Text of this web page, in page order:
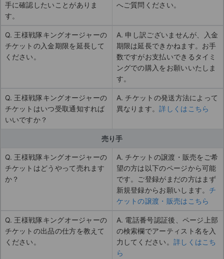
手に確認したいことがありま
す。
へご質問ください。
Q. 王様戦隊キングオージャーの
チケットの入金期限を延長して
ください。
A. 申し訳ございませんが、入金
期限は延長できかねます。お手
数ですがお支払いできるタイミ
ングでの購入をお願いいたしま
す。
Q. 王様戦隊キングオージャーの
チケットはいつ受取通知すれば
いいですか？
A. チケットの発送方法によって
異なります。詳しくはこちら
売り手
Q. 王様戦隊キングオージャーの
チケットはどうやって売れます
か？
A. チケットの譲渡・販売をご希
望の方は以下のページから可能
です。ご登録がまだの方はまず
新規登録からお願いします。 チ
ケットの譲渡・販売はこちら
Q. 王様戦隊キングオージャーの
チケットの出品の仕方を教えて
ください。
A. 電話番号認証後、ページ上部
の検索欄でアーティスト名を入
力してください。 詳しくはこち
ら